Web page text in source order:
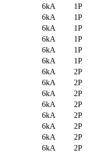
6kA
1P
6kA
1P
6kA
1P
6kA
1P
6kA
1P
6kA
1P
6kA
2P
6kA
2P
6kA
2P
6kA
2P
6kA
2P
6kA
2P
6kA
2P
6kA
2P